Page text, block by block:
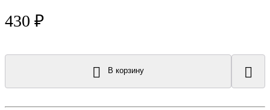
430 ₽
В корзину